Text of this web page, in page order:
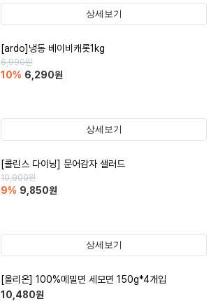
상세보기
[ardo]냉동 베이비캐롯1kg
6,990원
10% 6,290원
상세보기
[콜린스 다이닝] 문어감자 샐러드
10,900원
9% 9,850원
상세보기
[올리온] 100%메밀면 세모면 150g*4개입
10,480원